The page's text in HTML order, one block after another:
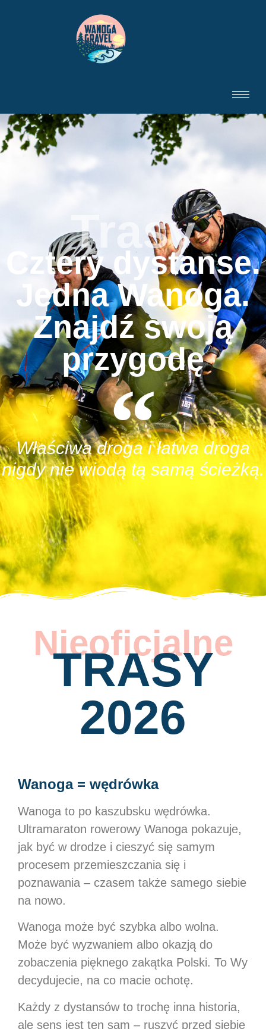
Trasy
Trasy
Cztery dystanse.
Jedna Wanoga.
Znajdź swoją
przygodę
Właściwa droga i łatwa droga
nigdy nie wiodą tą samą ścieżką.
Nieoficjalne
TRASY
2026
Wanoga = wędrówka
Wanoga to po kaszubsku wędrówka.
Ultramaraton rowerowy Wanoga pokazuje,
jak być w drodze i cieszyć się samym
procesem przemieszczania się i
poznawania – czasem także samego siebie
na nowo.
Wanoga może być szybka albo wolna.
Może być wyzwaniem albo okazją do
zobaczenia pięknego zakątka Polski. To Wy
decydujecie, na co macie ochotę.
Każdy z dystansów to trochę inna historia,
ale sens jest ten sam – ruszyć przed siebie